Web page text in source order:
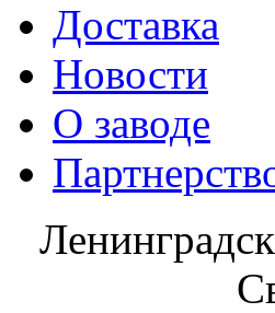
Доставка
Новости
О заводе